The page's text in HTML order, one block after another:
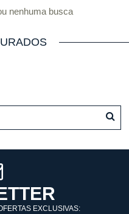
nenhuma busca
EXCLUSIVAS: